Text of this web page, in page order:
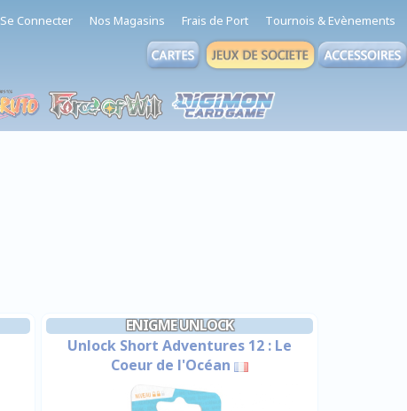
Se Connecter Nos Magasins Frais de Port Tournois & Evènements
ENIGME UNLOCK
Unlock Short Adventures 12 : Le
Coeur de l'Océan